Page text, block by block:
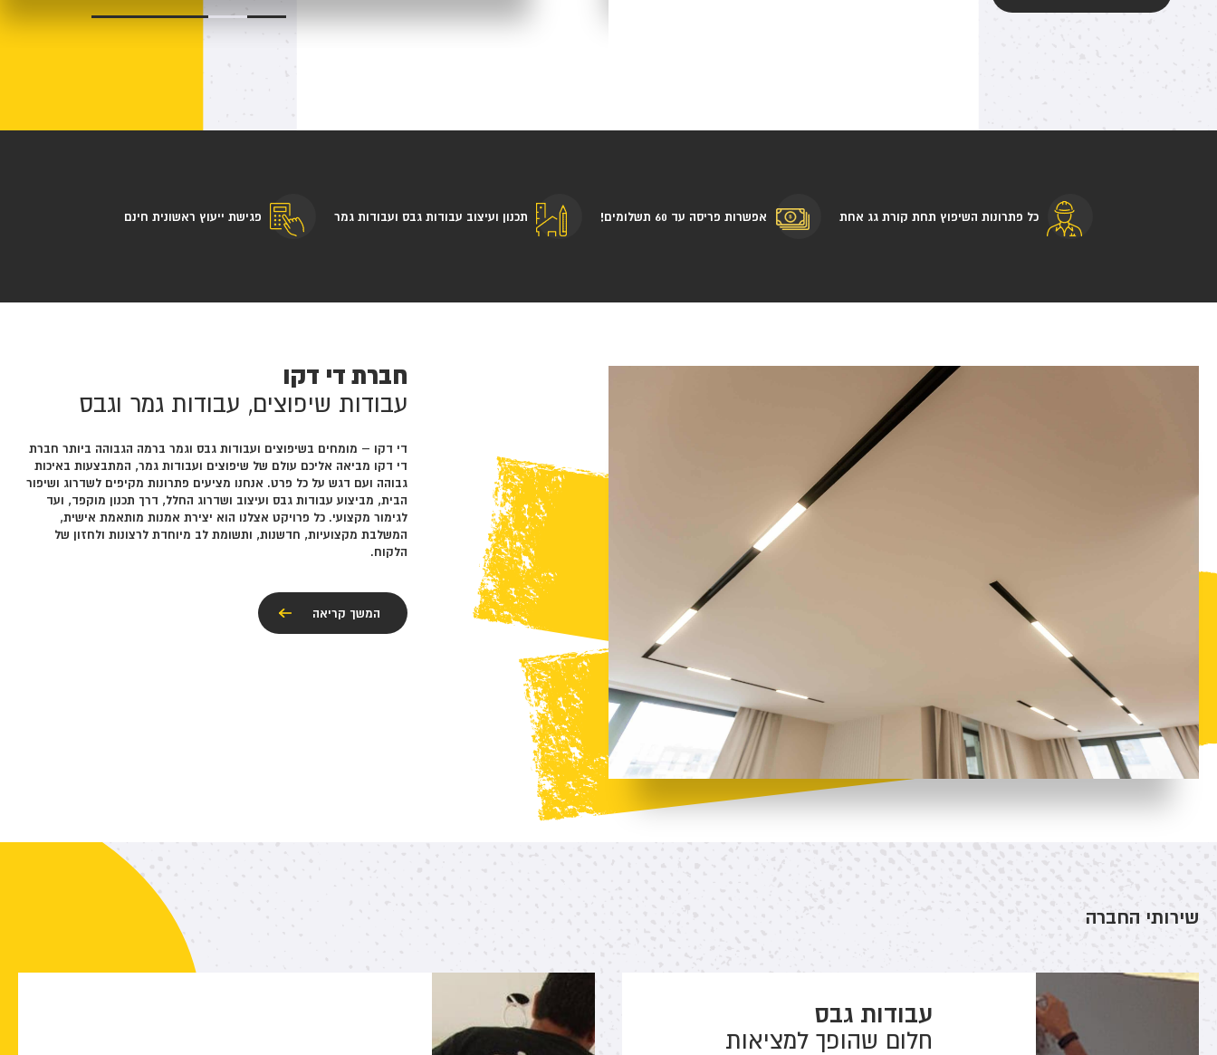
כל פתרונות השיפוץ תחת קורת גג אחת אפשרות פריסה עד 60 תשלומים! תכנון ועיצוב עבודות גבס ועבודות גמר פגישת ייעוץ ראשונית חינם
חברת די דקו
עבודות שיפוצים, עבודות גמר וגבס
די דקו – מומחים בשיפוצים ועבודות גבס וגמר ברמה הגבוהה ביותר חברת
די דקו מביאה אליכם עולם של שיפוצים ועבודות גמר, המתבצעות באיכות
גבוהה ועם דגש על כל פרט. אנחנו מציעים פתרונות מקיפים לשדרוג ושיפור
הבית, מביצוע עבודות גבס ועיצוב ושדרוג החלל, דרך תכנון מוקפד, ועד
לגימור מקצועי. כל פרויקט אצלנו הוא יצירת אמנות מותאמת אישית,
המשלבת מקצועיות, חדשנות, ותשומת לב מיוחדת לרצונות ולחזון של
הלקוח.
המשך קריאה
שירותי החברה
עבודות גבס
חלום שהופך למציאות